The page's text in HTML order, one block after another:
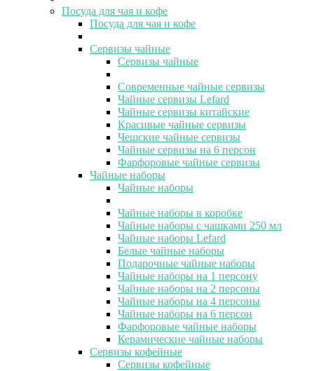
Посуда для чая и кофе
Посуда для чая и кофе
Сервизы чайные
Сервизы чайные
Современные чайные сервизы
Чайные сервизы Lefard
Чайные сервизы китайские
Красивые чайные сервизы
Чешские чайные сервизы
Чайные сервизы на 6 персон
Фарфоровые чайные сервизы
Чайные наборы
Чайные наборы
Чайные наборы в коробке
Чайные наборы с чашками 250 мл
Чайные наборы Lefard
Белые чайные наборы
Подарочные чайные наборы
Чайные наборы на 1 персону
Чайные наборы на 2 персоны
Чайные наборы на 4 персоны
Чайные наборы на 6 персон
Фарфоровые чайные наборы
Керамические чайные наборы
Сервизы кофейные
Сервизы кофейные